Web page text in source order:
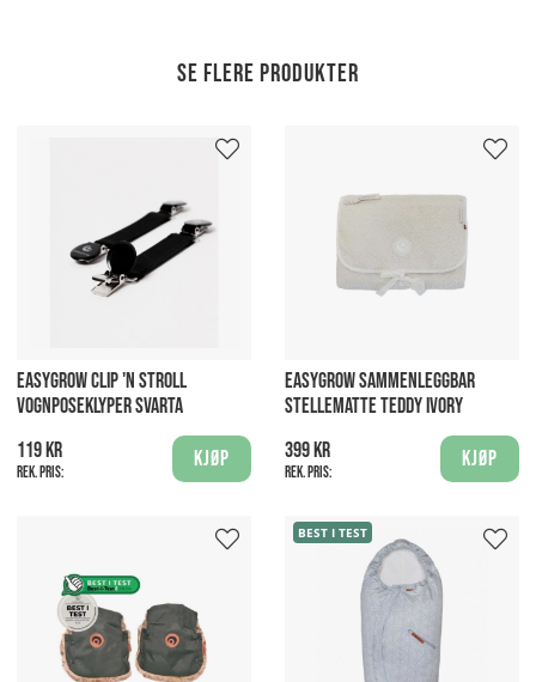
Se flere produkter
EASYGROW CLIP 'N STROLL
VOGNPOSEKLYPER SVARTA
119 kr
Rek. pris:
Kjøp
EASYGROW SAMMENLEGGBAR
STELLEMATTE TEDDY IVORY
399 kr
Rek. pris:
Kjøp
BEST I TEST